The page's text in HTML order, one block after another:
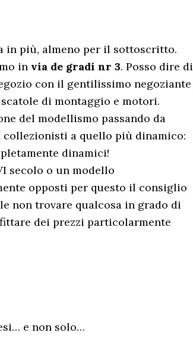
in più, almeno per il sottoscritto.
in via de gradi nr 3. Posso dire di
con il gentilissimo negoziante
di montaggio e motori.
del modellismo passando da
a quello più dinamico:
dinamici!
secolo o un modello
opposti per questo il consiglio
non trovare qualcosa in grado di
dei prezzi particolarmente
e non solo…